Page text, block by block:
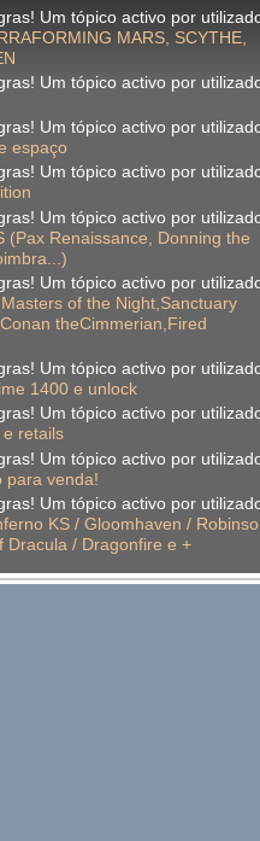
Um tópico activo por
MARS, SCYTHE,
Um tópico activo por
Um tópico activo por
espaço
Um tópico activo por
Um tópico activo por
(Pax Renaissance, Donning the
Um tópico activo por
of the Night,Sanctuary
theCimmerian,Fired
Um tópico activo por
1400 e unlock
Um tópico activo por
retails
Um tópico activo por
para venda!
Um tópico activo por
KS / Gloomhaven /
Dracula / Dragonfire e +